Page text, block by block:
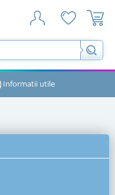
Informatii utile